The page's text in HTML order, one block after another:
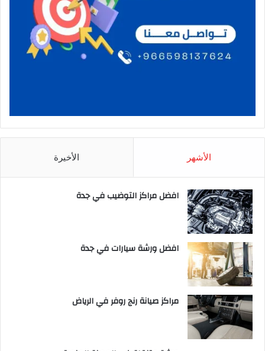
الأشهر الأخيرة
افضل مراكز التوضيب في جدة
افضل ورشة سيارات في جدة
مراكز صيانة رنج روفر في الرياض